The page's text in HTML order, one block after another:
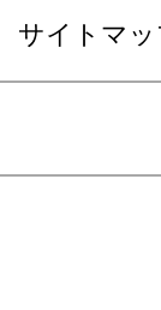
サイトマ